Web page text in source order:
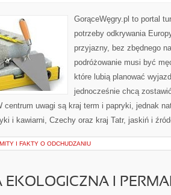
GorąceWęgry.pl to portal
potrzeby odkrywania
przyjazny, bez zbędnego
podróżowanie musi być
które lubią planować
jednocześnie chcą
centrum uwagi są kraj term i papryki, jednak
i kawiarni, Czechy oraz kraj Tatr, jaskiń i
MITY I FAKTY O ODCHUDZANIU
EKOLOGICZNA I